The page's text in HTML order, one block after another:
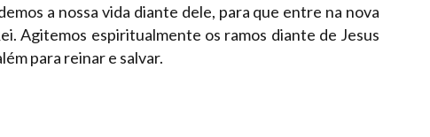
a nossa vida diante dele, para que entre na nova
Agitemos espiritualmente os ramos diante de Jesus
para reinar e salvar.